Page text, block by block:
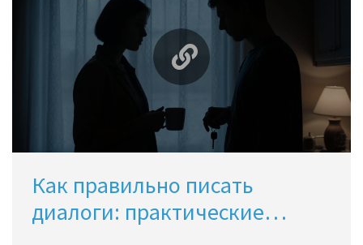
Как правильно писать
диалоги: практические